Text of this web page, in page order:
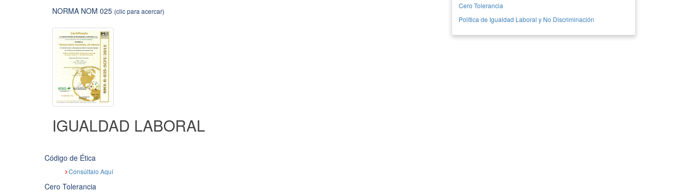
NORMA NOM 025 (clic para acercar)
IGUALDAD LABORAL
Código de Ética
Consúltalo Aquí
Cero Tolerancia
Cero Tolerancia
Política de Igualdad Laboral y No Discriminación